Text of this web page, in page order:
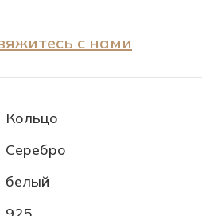
с нами
Кольцо
Серебро
белый